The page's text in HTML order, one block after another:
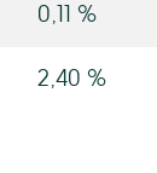
0,11 %
2,40 %